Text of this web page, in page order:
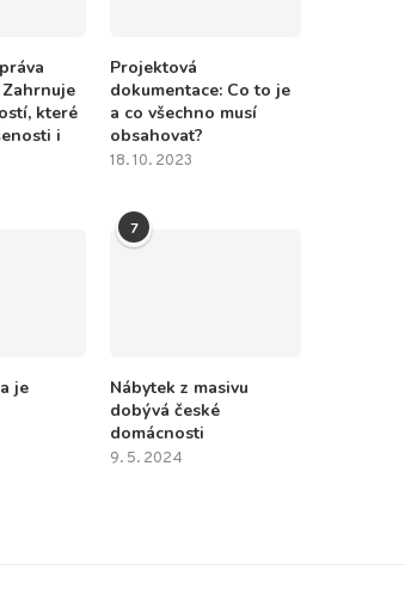
které
i
Projektová
dokumentace: Co to je
a co všechno musí
obsahovat?
18. 10. 2023
je
7
Nábytek z masivu
dobývá české
domácnosti
9. 5. 2024